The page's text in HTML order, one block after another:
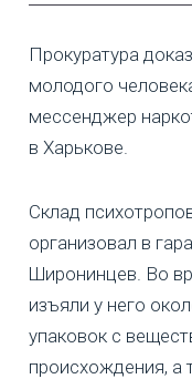
Прокуратура
молодого
мессенджер
в Харькове.
Склад
организовал в
Широнинцев. Во
изъяли у него
упаковок с
происхождения, а